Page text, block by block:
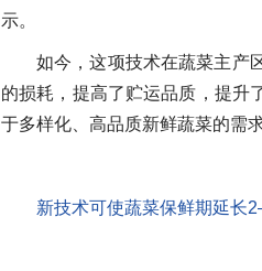
示。
如今，这项技术在蔬菜主产
的损耗，提高了贮运品质，提升
于多样化、高品质新鲜蔬菜的需
新技术可使蔬菜保鲜期延长